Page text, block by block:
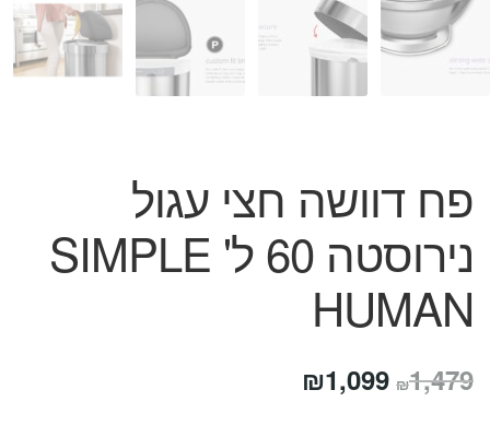
פח דוושה חצי עגול
נירוסטה 60 ל' SIMPLE
HUMAN
₪1,479 המחיר₪1,099